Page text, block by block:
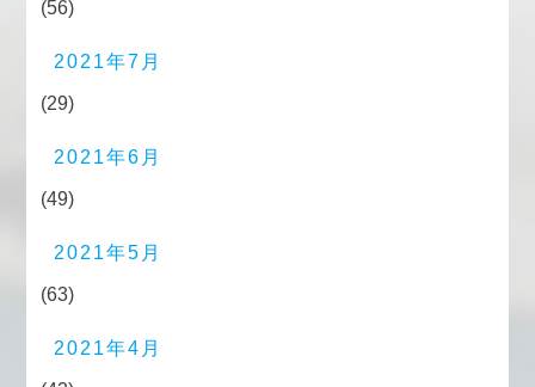
(56)
2021年7月
(29)
2021年6月
(49)
2021年5月
(63)
2021年4月